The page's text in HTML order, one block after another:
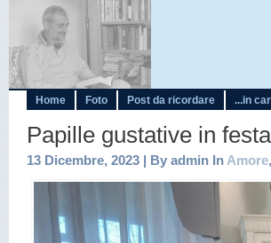
Home Foto Post da ricordare ...in
Papille gustative in festa
13 Dicembre, 2023 | By admin In Amore,